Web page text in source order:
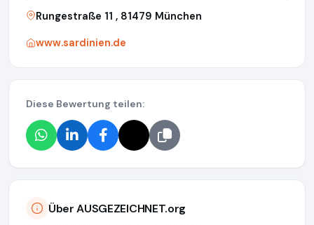
Rungestraße 11 , 81479 München
www.sardinien.de
Diese Bewertung teilen:
Über AUSGEZEICHNET.org